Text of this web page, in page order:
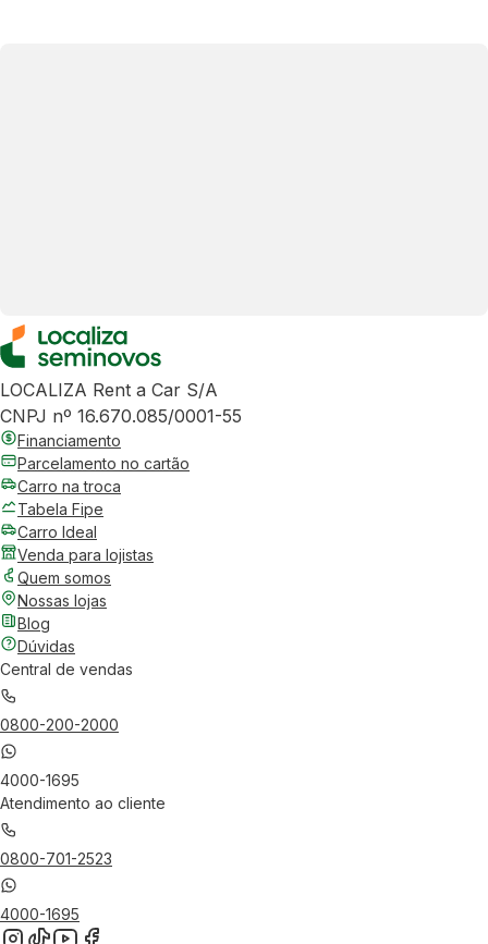
LOCALIZA Rent a Car S/A
CNPJ nº 16.670.085/0001-55
Financiamento
Parcelamento no cartão
Carro na troca
Tabela Fipe
Carro Ideal
Venda para lojistas
Quem somos
Nossas lojas
Blog
Dúvidas
Central de vendas
0800-200-2000
4000-1695
Atendimento ao cliente
0800-701-2523
4000-1695